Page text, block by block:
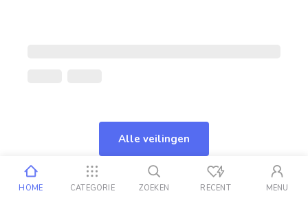
Alle veilingen
HOME CATEGORIE ZOEKEN RECENT MENU